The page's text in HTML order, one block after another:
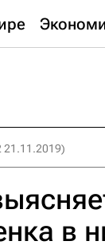
21.11.2019)
в